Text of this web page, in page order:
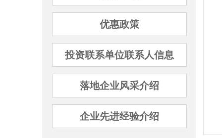
优惠政策
投资联系单位联系人信息
落地企业风采介绍
企业先进经验介绍